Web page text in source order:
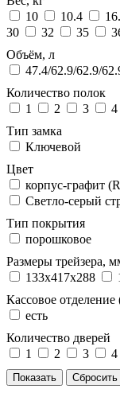
10
10.4
30
32 35
Объём, л
47.4/62.9/62.9/
Количество полок
1
2 3
4
Тип замка
Ключевой
Цвет
корпус-графит
Светло-серый
Тип покрытия
порошковое
Размеры трейзера,
133x417x288
Кассовое отделение
есть
Количество дверей
1
2 3 4